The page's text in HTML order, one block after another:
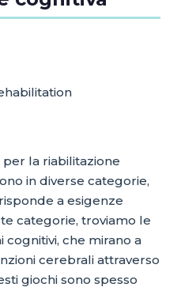
la riabilitazione
in diverse categorie,
a esigenze
categorie, troviamo le
cognitivi, che mirano a
cerebrali attraverso
giochi sono spesso